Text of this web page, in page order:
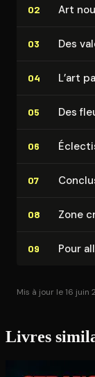
02 Art
03 Des
04 L’art
05 Des
06
07
08 Zone
09 Pour
Mis à jour le 16 juin
Livres